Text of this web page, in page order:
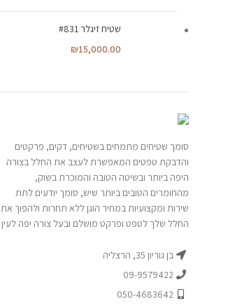
שטיח זיגלר #831
₪15,000.00
סומך שטיחים מתמחים בשטיחים, דקים, פרקטים
והדבקת טפטים המאפשרת לעצב את החלל בצורה
היפה ביותר ובשיטה הטובה והמוכרת בשוק,
מהחומרים הטובים ביותר שיש, סומך יודעים לתת
שירות ומקצועיות במחיר הוגן ללא תחרות ולהפוך את
החלל שלך לטפט ופרקט מושלם ובעל צורה יפה לעין
בן גוריון 35, הרצליה